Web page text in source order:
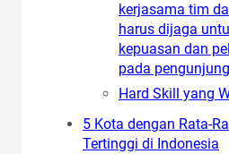
kerjasama tim
harus dijaga
kepuasan dan
pada
Hard Skill yang
5 Kota dengan Rata-
Tertinggi di Indonesia